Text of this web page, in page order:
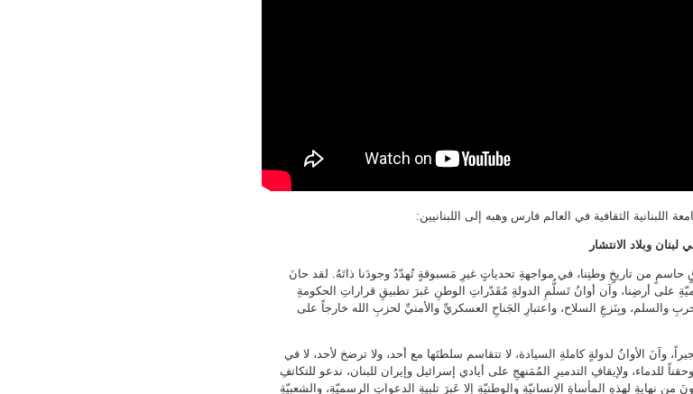
اللبنانية الثقافية في العالم فارس وهبه إلى اللبنانيين:
لبنان وبلاد الانتشار
من تاريخِِ وطنِنا، في مواجهةِ تحدياتٍ غيرِ مَسبوقةٍ تُهدّدُ وجودَنا ذاتَهُ. لقد حانَ
على أرضِنا، وآن أوانُ تَسلُّمِ الدولةِ مُقَدّراتِ الوطنِ عَبرَ تطبيقِ قراراتِ الحكومةِ
والسلم، وبِنَزعِ السلاح، واعتبارِ الجَناحِ العسكريِّ والأمنيِّ لحزبِ الله خارجاً على
وآنَ الأوانُ لدولةٍ كاملةِ السيادة، لا تتقاسم سلطتَها مع أحد، ولا ترضخ لأحد، لا في
وحقناً للدماء، ولإيقافِ التدميرِ المُمَنهجِ على أيادي إسرائيل وإيران للبنان، ندعو للتكاتفِ
من نهايةٍ لهذهِ المأساةِ الإنسانيّةِ والوطنيّةِ إلا عَبرَ تلبيةِ الدعواتِ الرسميّةِ، والشعبيّةِ